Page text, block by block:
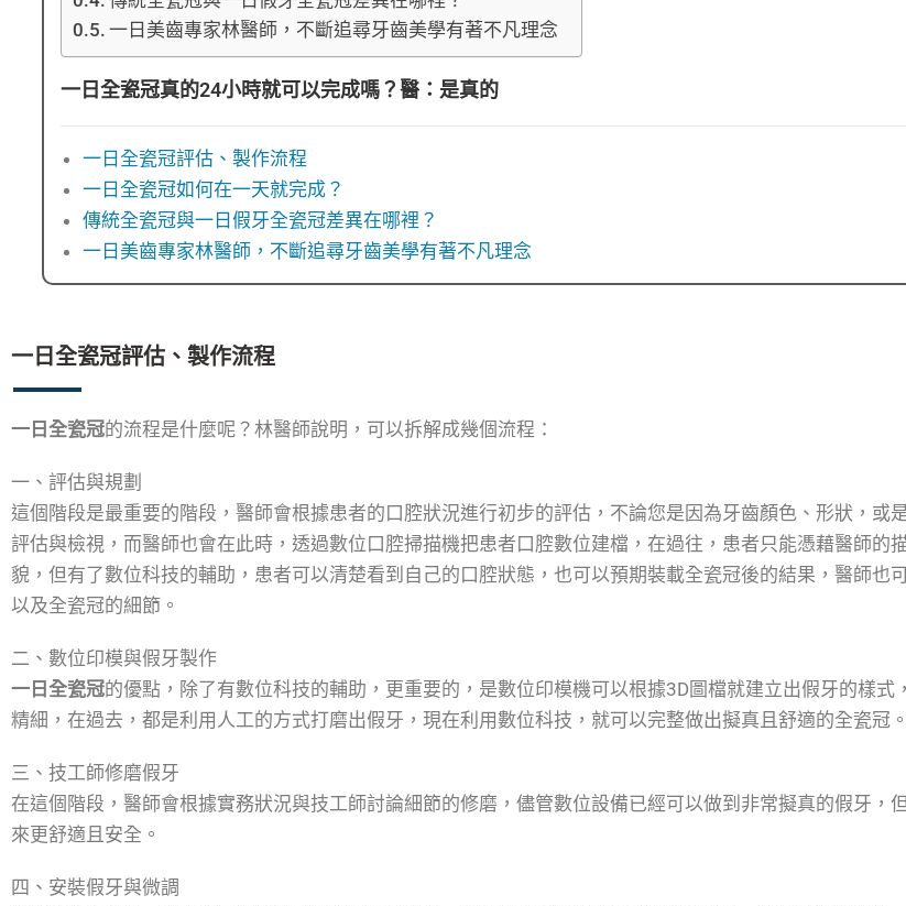
一日美齒專家林醫師，不斷追尋牙齒美學有著不凡理念
一日全瓷冠真的24小時就可以完成嗎？醫：是真的
一日全瓷冠評估、製作流程
一日全瓷冠如何在一天就完成？
傳統全瓷冠與一日假牙全瓷冠差異在哪裡？
一日美齒專家林醫師，不斷追尋牙齒美學有著不凡理念
一日全瓷冠評估、製作流程
一日全瓷冠的流程是什麼呢？林醫師說明，可以拆解成幾個流程：
一、評估與規劃
這個階段是最重要的階段，醫師會根據患者的口腔狀況進行初步的評估，不論您是因為牙齒顏色、形狀，或
評估與檢視，而醫師也會在此時，透過數位口腔掃描機把患者口腔數位建檔，在過往，患者只能憑藉醫師的
貌，但有了數位科技的輔助，患者可以清楚看到自己的口腔狀態，也可以預期裝載全瓷冠後的結果，醫師也
以及全瓷冠的細節。
二、數位印模與假牙製作
一日全瓷冠的優點，除了有數位科技的輔助，更重要的，是數位印模機可以根據3D圖檔就建立出假牙的樣
精細，在過去，都是利用人工的方式打磨出假牙，現在利用數位科技，就可以完整做出擬真且舒適的全瓷冠。
三、技工師修磨假牙
在這個階段，醫師會根據實務狀況與技工師討論細節的修磨，儘管數位設備已經可以做到非常擬真的假牙，
來更舒適且安全。
四、安裝假牙與微調